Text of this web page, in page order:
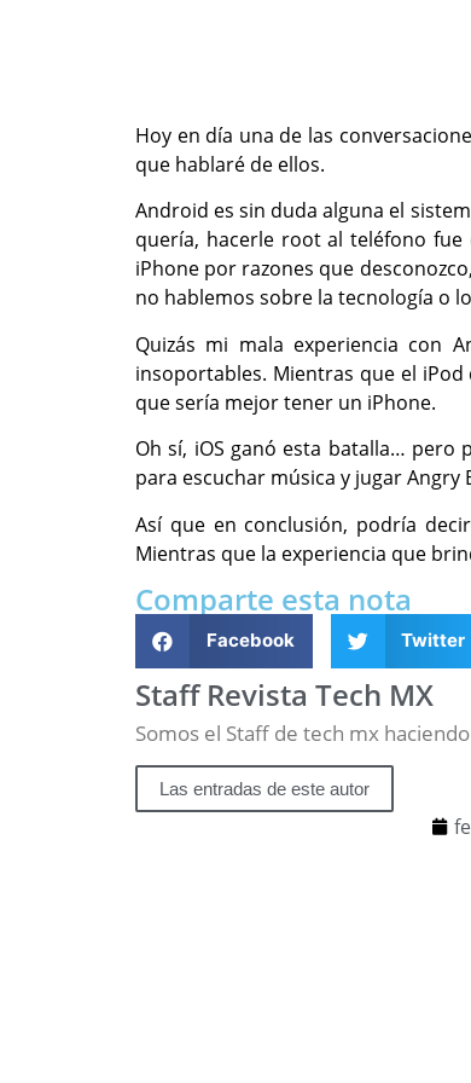
Hoy en día una de las
que hablaré de ellos.
Android es sin duda alguna el
quería, hacerle root al teléfono
iPhone por razones que
no hablemos sobre la tecnología o
Quizás mi mala experiencia con
insoportables. Mientras que el
que sería mejor tener un iPhone.
Oh sí, iOS ganó esta batalla… pero
para escuchar música y jugar
Así que en conclusión, podría
Mientras que la experiencia que
Comparte esta nota
Facebook Twitter
Staff Revista Tech MX
Somos el Staff de tech mx
Las entradas de este autor